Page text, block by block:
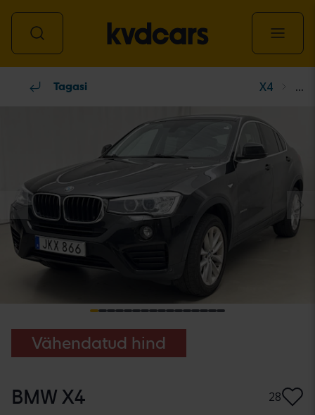
Kõik sõidukid
Tagasi X4 ...
Vähendatud hind
BMW X4
28